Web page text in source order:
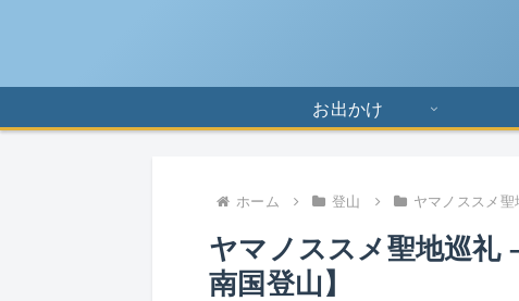
お出かけ
ホーム 登山 ヤマノススメ聖
ヤマノススメ聖地巡礼
南国登山】